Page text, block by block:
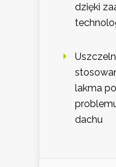
dzięki
lakma
dachu